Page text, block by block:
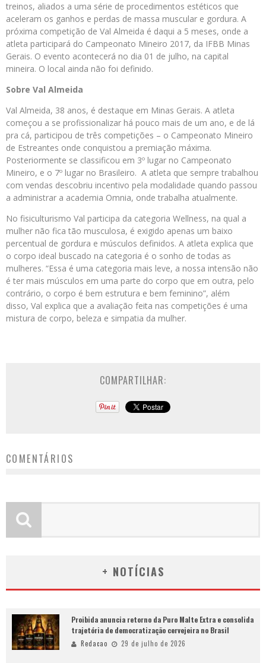
treinos, aliados a uma série de procedimentos estéticos que
aceleram os ganhos e perdas de massa muscular e gordura. A
próxima competição de Val Almeida é daqui a 5 meses, onde a
atleta participará do Campeonato Mineiro 2017, da IFBB Minas
Gerais. O evento acontecerá no dia 01 de julho, na capital
mineira. O local ainda não foi definido.
Sobre Val Almeida
Val Almeida, 38 anos, é destaque em Minas Gerais. A atleta
começou a se profissionalizar há pouco mais de um ano, e de lá
pra cá, participou de três competições – o Campeonato Mineiro
de Estreantes onde conquistou a premiação máxima.
Posteriormente se classificou em 3º lugar no Campeonato
Mineiro, e o 7º lugar no Brasileiro. A atleta que sempre trabalhou
com vendas descobriu incentivo pela modalidade quando passou
a administrar a academia Omnia, onde trabalha atualmente.
No fisiculturismo Val participa da categoria Wellness, na qual a
mulher não fica tão musculosa, é exigido apenas um baixo
percentual de gordura e músculos definidos. A atleta explica que
o corpo ideal buscado na categoria é o sonho de todas as
mulheres. “Essa é uma categoria mais leve, a nossa intensão não
é ter mais músculos em uma parte do corpo que em outra, pelo
contrário, o corpo é bem estrutura e bem feminino”, além
disso, Val explica que a avaliação feita nas competições é uma
mistura de corpo, beleza e simpatia da mulher.
COMPARTILHAR:
COMENTÁRIOS
+ NOTÍCIAS
Proibida anuncia retorno da Puro Malte Extra e consolida
trajetória de democratização cervejeira no Brasil
Redacao 29 de julho de 2026